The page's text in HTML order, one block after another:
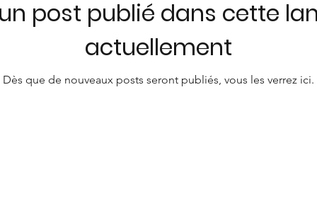
post publié dans cette
actuellement
Dès que de nouveaux posts seront publiés, vous les verrez ici.